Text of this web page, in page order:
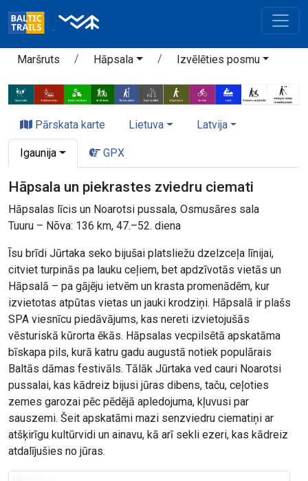
Maršruts Hāpsala Izvēlēties posmu
Pārskata karte Lietuva Latvija
Igaunija GPX
Hāpsala un piekrastes zviedru ciemati
Hāpsalas līcis un Noarotsi pussala, Osmusāres sala
Tuuru – Nõva: 136 km, 47.–52. diena
Īsu brīdi Jūrtaka seko bijušai platsliežu dzelzceļa līnijai,
citviet turpinās pa lauku ceļiem, bet apdzīvotās vietās un
Hāpsalā – pa gājēju ietvēm un krasta promenādēm, kur
izvietotas atpūtas vietas un jauki krodziņi. Hāpsalā ir plašs
SPA viesnīcu piedāvājums, kas nereti izvietojušās
vēsturiskā kūrorta ēkās. Hāpsalas vecpilsētā apskatāma
bīskapa pils, kurā katru gadu augustā notiek populārais
Baltās dāmas festivāls. Tālāk Jūrtaka ved cauri Noarotsi
pussalai, kas kādreiz bijusi jūras dibens, taču, ceļoties
zemes garozai pēc pēdējā apledojuma, kļuvusi par
sauszemi. Šeit apskatāmi mazi senzviedru ciematiņi ar
atšķirīgu kultūrvidi un ainavu, kā arī sekli ezeri, kas kādreiz
atdalījušies no jūras.